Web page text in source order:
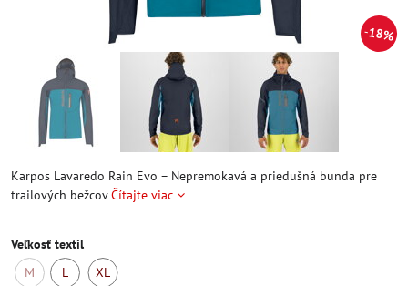
18%
Karpos Lavaredo Rain Evo – Nepremokavá a priedušná bunda pre
trailových bežcovČítajte viac
Veľkosť textil
M
L
XL